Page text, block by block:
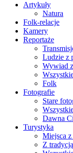
Artykuły
Natura
Folk-relacje
Kamery
Reportaże
Ludzie z
Wywiad
Folk
Fotografie
Stare
Dawna
Turystyka
Miejsca z
Z tradycją